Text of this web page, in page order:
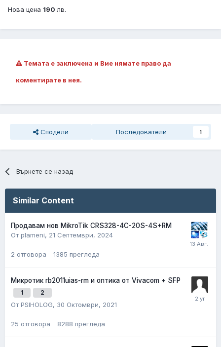
Нова цена 190 лв.
Темата е заключена и Вие нямате право да
коментирате в нея.
Сподели Последователи 1
Върнете се назад
Similar Content
Продавам нов MikroTik CRS328-4C-20S-4S+RM
От plameni, 21 Септември, 2024
2 отговора 1385 прегледа
Микротик rb2011uias-rm и оптика от Vivacom + SFP
1 2
От PSIHOLOG, 30 Октомври, 2021
25 отговора 8288 прегледа